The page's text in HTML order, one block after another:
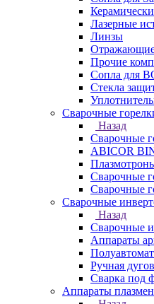
Лазерные
Линзы
Отражающие
Прочие
Сопла для
Стекла
Сварочные
Назад
Сварочные
ABICOR
Сварочные
Сварочные
Сварочные
Назад
Сварочные
Аппараты
Ручная
Сварка под
Аппараты